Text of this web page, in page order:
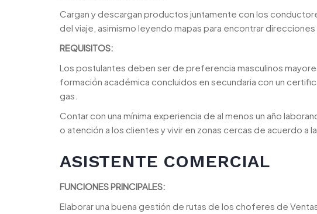
Cargan y descargan productos juntamente con los
del viaje, asimismo leyendo mapas para encontrar
REQUISITOS:
Los postulantes deben ser de preferencia masculinos
formación académica concluidos en secundaria con un
gas.
Contar con una mínima experiencia de al menos un año
o atención a los clientes y vivir en zonas cercas de acuerdo a
ASISTENTE COMERCIAL
FUNCIONES PRINCIPALES:
Elaborar una buena gestión de rutas de los choferes de